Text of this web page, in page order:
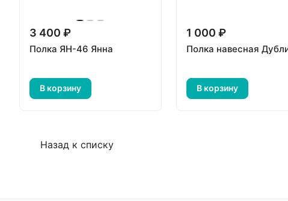
3 400 ₽
Полка ЯН-46 Янна
В корзину
1 000 ₽
Полка навесная
В корзину
Назад к списку